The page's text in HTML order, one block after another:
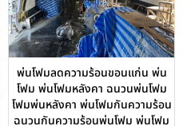
พ่นโฟมลดความร้อนขอนแก่น พ่น
โฟม พ่นโฟมหลังคา ฉนวนพ่นโฟม
โฟมพ่นหลังคา พ่นโฟมกันความร้อน
ฉนวนกันความร้อนพ่นโฟม พ่นโฟม